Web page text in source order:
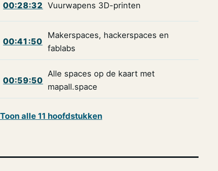
00:28:32 Vuurwapens 3D-printen
00:41:50
Makerspaces, hackerspaces en
fablabs
00:59:50
Alle spaces op de kaart met
mapall.space
Toon alle 11 hoofdstukken